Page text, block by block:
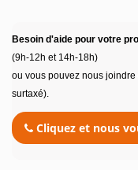
Besoin d'aide pour votre
(9h-12h et 14h-18h)
ou vous pouvez nous joindre
surtaxé).
Cliquez et nous